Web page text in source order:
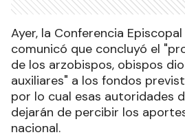
Ayer, la Conferencia
comunicó que concluyó el
de los arzobispos, obispos
auxiliares" a los fondos
por lo cual esas autoridades
dejarán de percibir los
nacional.